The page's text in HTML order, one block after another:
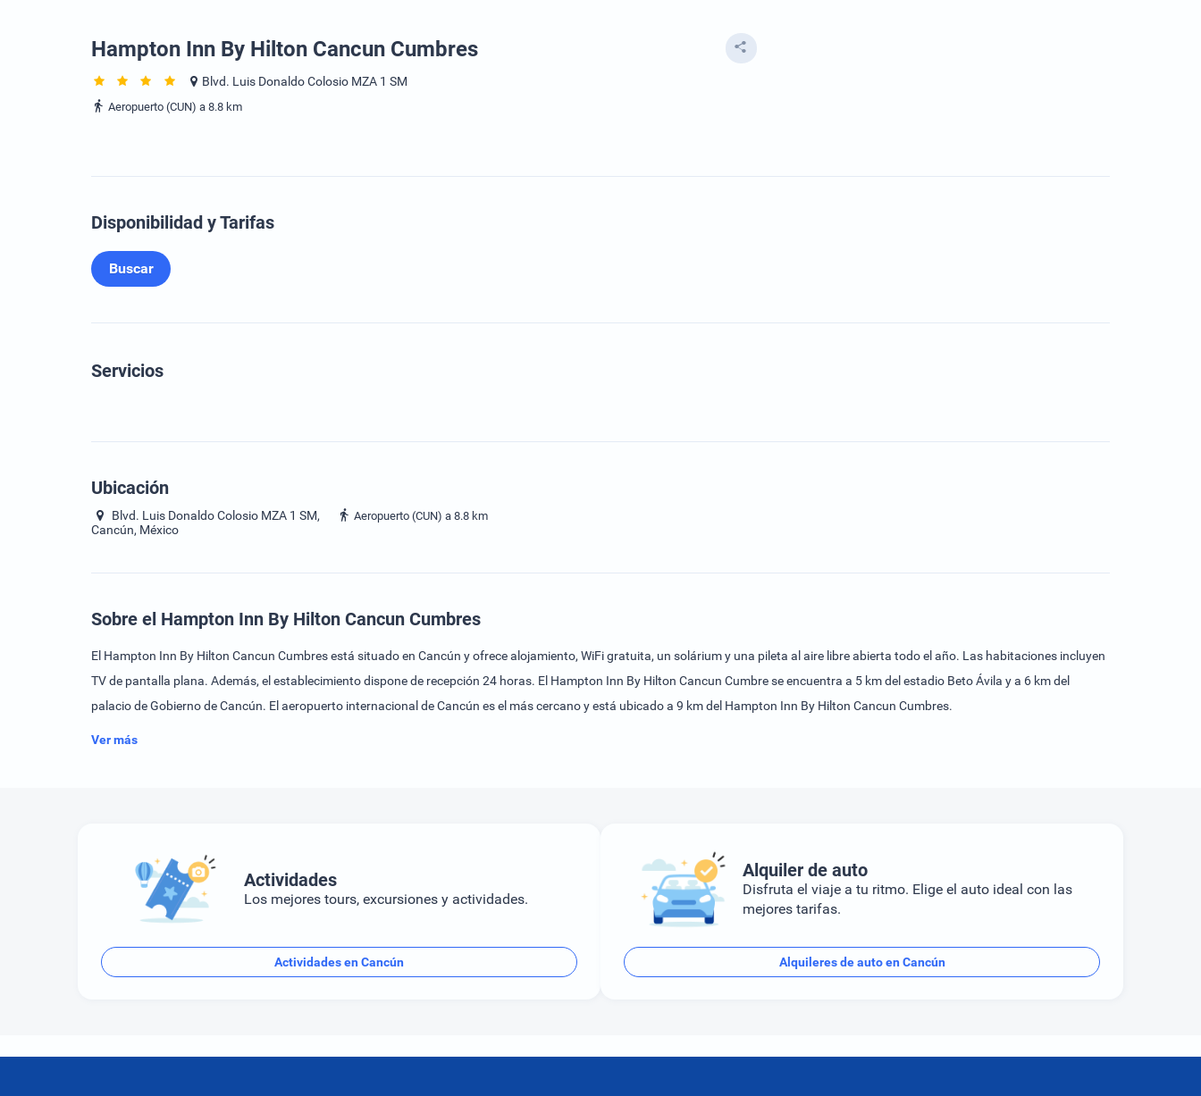
Hampton Inn By Hilton Cancun Cumbres
Blvd. Luis Donaldo Colosio MZA 1 SM
Aeropuerto (CUN) a 8.8 km
Disponibilidad y Tarifas
Buscar
Servicios
Ubicación
Blvd. Luis Donaldo Colosio MZA 1 SM,
Cancún, México
Aeropuerto (CUN) a 8.8 km
Sobre el Hampton Inn By Hilton Cancun Cumbres
El Hampton Inn By Hilton Cancun Cumbres está situado en Cancún y ofrece alojamiento, WiFi gratuita, un solárium y una pileta al aire libre abierta todo el año. Las habitaciones incluyen
TV de pantalla plana. Además, el establecimiento dispone de recepción 24 horas. El Hampton Inn By Hilton Cancun Cumbre se encuentra a 5 km del estadio Beto Ávila y a 6 km del
palacio de Gobierno de Cancún. El aeropuerto internacional de Cancún es el más cercano y está ubicado a 9 km del Hampton Inn By Hilton Cancun Cumbres.
Ver más
Actividades
Los mejores tours, excursiones y actividades.
Actividades en Cancún
Alquiler de auto
Disfruta el viaje a tu ritmo. Elige el auto ideal con las
mejores tarifas.
Alquileres de auto en Cancún